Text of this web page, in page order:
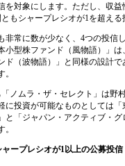
を対象にします。ただし、収
もシャープレシオが1を超える
非常に数が少なく、4つの投信
小型株ファンド（風物語）」は
ド（波物語）」と同様の設計
ノムラ・ザ・セレクト」は野
に投資が可能なものとしては
と「ジャパン・アクティブ・
ープレシオが1以上の公募投信